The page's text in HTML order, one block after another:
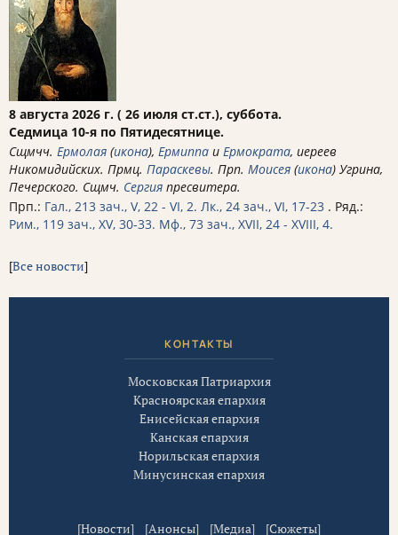
8 августа 2026 г. ( 26 июля ст.ст.), суббота.
Седмица 10-я по Пятидесятнице.
Сщмчч. Ермолая (икона), Ермиппа и Ермократа, иереев
Никомидийских. Прмц. Параскевы. Прп. Моисея (икона) Угрина,
Печерского. Сщмч. Сергия пресвитера.
Прп.: Гал., 213 зач., V, 22 - VI, 2. Лк., 24 зач., VI, 17-23 . Ряд.:
Рим., 119 зач., XV, 30-33. Мф., 73 зач., XVII, 24 - XVIII, 4.
[Все новости]
КОНТАКТЫ
Московская Патриархия
Красноярская епархия
Енисейская епархия
Канская епархия
Норильская епархия
Минусинская епархия
[Новости] [Анонсы] [Медиа] [Сюжеты]